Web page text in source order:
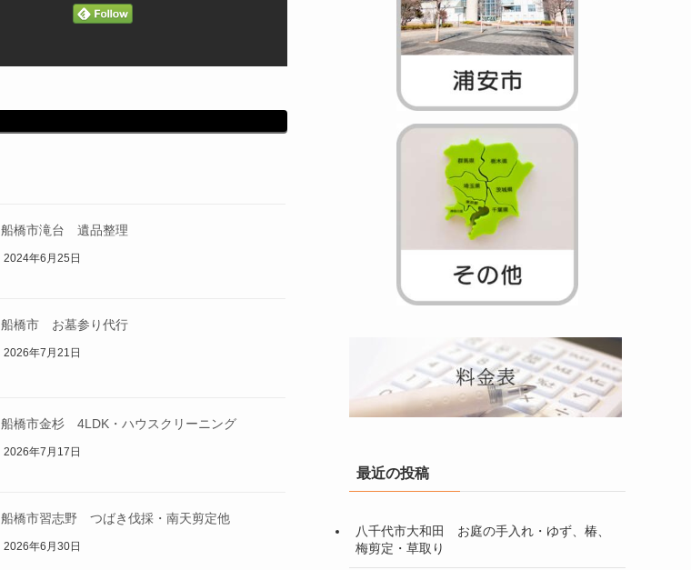
船橋市滝台 遺品整理
2024年6月25日
船橋市 お墓参り代行
2026年7月21日
船橋市金杉 4LDK・ハウスクリーニング
2026年7月17日
船橋市習志野 つばき伐採・南天剪定他
2026年6月30日
最近の投稿
八千代市大和田 お庭の手入れ・ゆず、椿、
梅剪定・草取り